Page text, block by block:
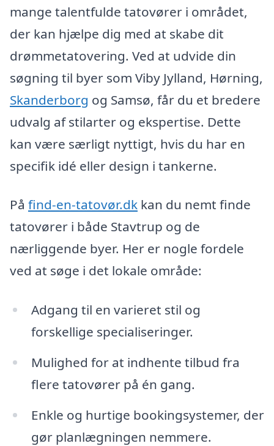
mange talentfulde tatovører i området,
der kan hjælpe dig med at skabe dit
drømmetatovering. Ved at udvide din
søgning til byer som Viby Jylland, Hørning,
Skanderborg og Samsø, får du et bredere
udvalg af stilarter og ekspertise. Dette
kan være særligt nyttigt, hvis du har en
specifik idé eller design i tankerne.
På find-en-tatovør.dk kan du nemt finde
tatovører i både Stavtrup og de
nærliggende byer. Her er nogle fordele
ved at søge i det lokale område:
Adgang til en varieret stil og
forskellige specialiseringer.
Mulighed for at indhente tilbud fra
flere tatovører på én gang.
Enkle og hurtige bookingsystemer, der
gør planlægningen nemmere.